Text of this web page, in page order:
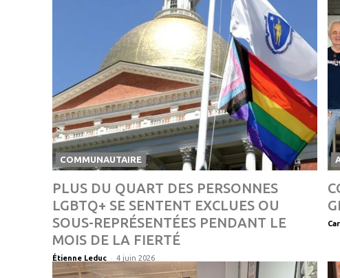
COMMUNAUTAIRE
PLUS DU QUART DES PERSONNES
LGBTQ+ SE SENTENT EXCLUES OU
SOUS-REPRÉSENTÉES PENDANT LE
MOIS DE LA FIERTÉ
Étienne Leduc - 4 juin 2026